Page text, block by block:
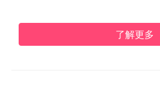
了解更多